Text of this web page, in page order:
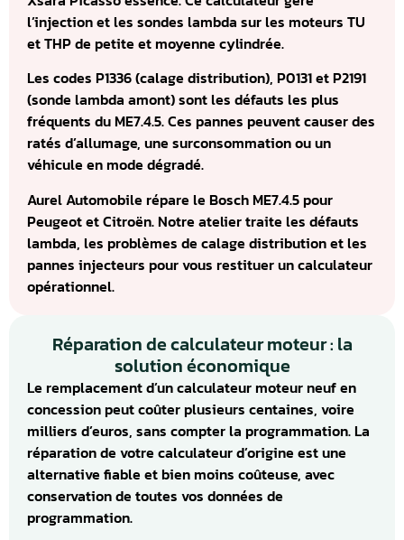
l’injection et les sondes lambda sur les moteurs TU
et THP de petite et moyenne cylindrée.
Les codes P1336 (calage distribution), P0131 et P2191
(sonde lambda amont) sont les défauts les plus
fréquents du ME7.4.5. Ces pannes peuvent causer des
ratés d’allumage, une surconsommation ou un
véhicule en mode dégradé.
Aurel Automobile répare le Bosch ME7.4.5 pour
Peugeot et Citroën. Notre atelier traite les défauts
lambda, les problèmes de calage distribution et les
pannes injecteurs pour vous restituer un calculateur
opérationnel.
Réparation de calculateur moteur : la
solution économique
Le remplacement d’un calculateur moteur neuf en
concession peut coûter plusieurs centaines, voire
milliers d’euros, sans compter la programmation. La
réparation de votre calculateur d’origine est une
alternative fiable et bien moins coûteuse, avec
conservation de toutes vos données de
programmation.